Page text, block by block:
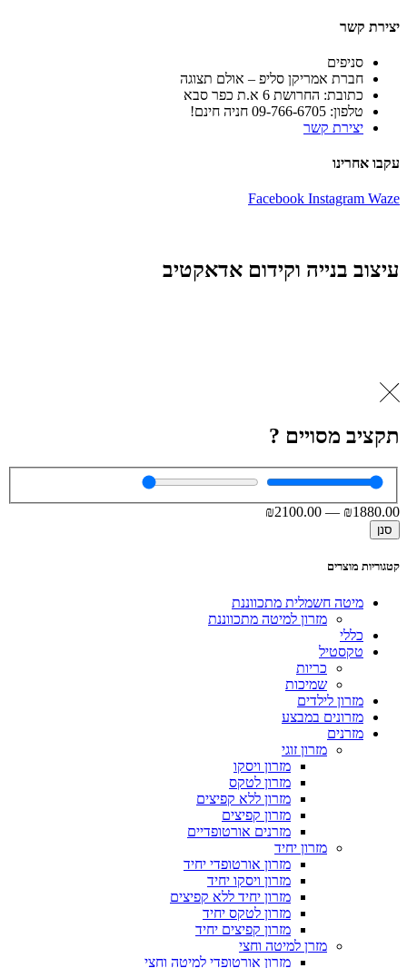
יצירת קשר
סניפים
חברת אמריקן סליפ – אולם תצוגה
כתובת: החרושת 6 א.ת כפר סבא
טלפון: 09-766-6705 חניה חינם!
יצירת קשר
עקבו אחרינו
Facebook Instagram Waze
עיצוב בנייה וקידום אדאקטיב
תקציב מסויים ?
₪1880.00
—
₪2100.00
סנן
קטגוריות מוצרים
מיטה חשמלית מתכווננת
מזרון למיטה מתכווננת
כללי
טקסטיל
כריות
שמיכות
מזרון לילדים
מזרונים במבצע
מזרנים
מזרון זוגי
מזרון ויסקו
מזרון לטקס
מזרון ללא קפיצים
מזרון קפיצים
מזרנים אורטופדיים
מזרון יחיד
מזרון אורטופדי יחיד
מזרון ויסקו יחיד
מזרון יחיד ללא קפיצים
מזרון לטקס יחיד
מזרון קפיצים יחיד
מזרן למיטה וחצי
מזרון אורטופדי למיטה וחצי